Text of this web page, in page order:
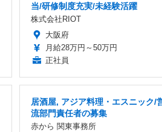
当/研修制度充実/未経験活躍
株式会社RIOT
大阪府
月給28万円～50万円
正社員
居酒屋, アジア料理・エスニック/
流部門責任者の募集
赤から 関東事務所